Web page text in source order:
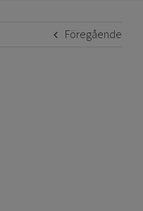
Föregående